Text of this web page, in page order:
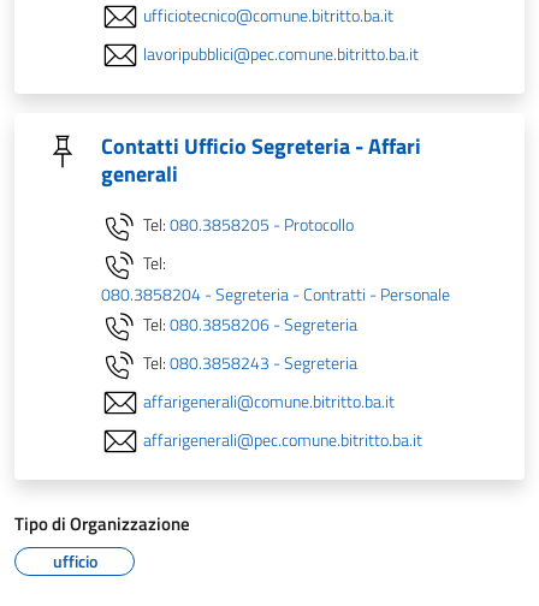
ufficiotecnico@comune.bitritto.ba.it
lavoripubblici@pec.comune.bitritto.ba.it
Contatti Ufficio Segreteria - Affari
generali
Tel:080.3858205 - Protocollo
Tel:
080.3858204 - Segreteria - Contratti - Personale
Tel:080.3858206 - Segreteria
Tel:080.3858243 - Segreteria
affarigenerali@comune.bitritto.ba.it
affarigenerali@pec.comune.bitritto.ba.it
Tipo di Organizzazione
ufficio